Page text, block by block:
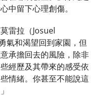
中留下心理創傷。
雷拉（Josuel
氣和渴望回到家園，但
承擔回去的風險，除非
經歷及其帶來的感受依
情緒。你甚至不能說這